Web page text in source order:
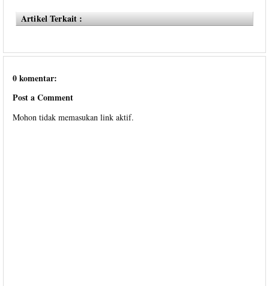
Artikel Terkait :
0 komentar:
Post a Comment
Mohon tidak memasukan link aktif.